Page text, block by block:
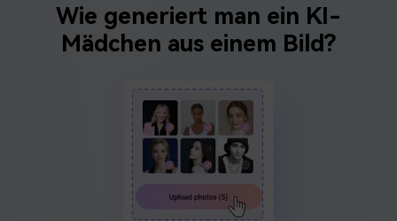
Wie generiert man ein KI-
Mädchen aus einem Bild?